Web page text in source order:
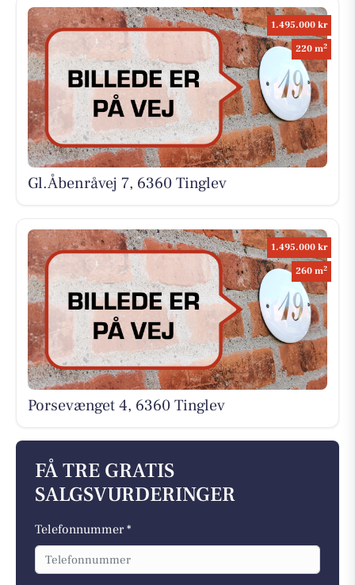
1.495.000 kr
220 m2
Gl.Åbenråvej 7, 6360 Tinglev
1.495.000 kr
260 m2
Porsevænget 4, 6360 Tinglev
FÅ TRE GRATIS
SALGSVURDERINGER
Telefonnummer *